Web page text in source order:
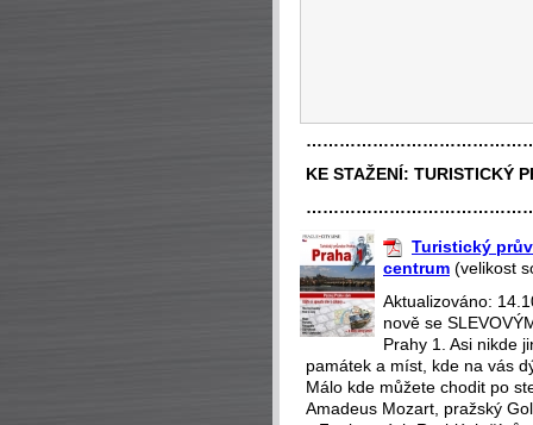
KE STAŽENÍ: TURISTICKÝ
Turistický
centrum (velikost
Aktualizováno:
nově se
Prahy 1. Asi nikde
památek a míst, kde na vás
Málo kde můžete chodit po
Amadeus Mozart, pražský